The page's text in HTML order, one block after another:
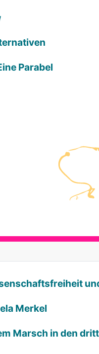
Parabel
Merkel
Marsch in den